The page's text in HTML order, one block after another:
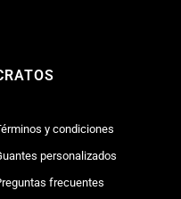
y condiciones
personalizados
frecuentes